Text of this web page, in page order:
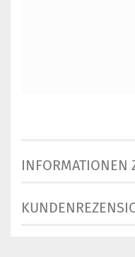
INFORMATIONEN